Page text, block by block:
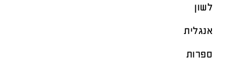
לשון
אנגלית
ספרות